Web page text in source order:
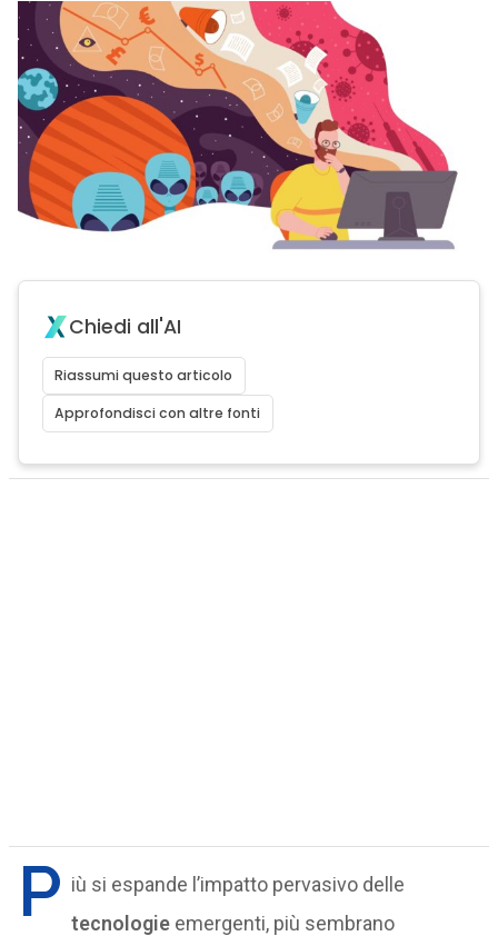
Chiedi all'AI
Riassumi questo articolo
Approfondisci con altre fonti
P iù si espande l’impatto pervasivo delle
tecnologieemergenti, più sembrano